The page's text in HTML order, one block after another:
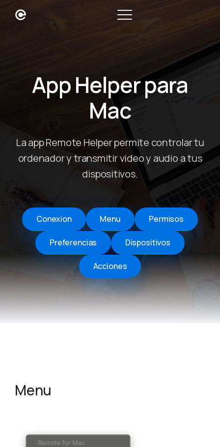
App Helper para
Mac
La app Remote Helper permite controlar tu
ordenador y transmitir video y audio a tus
dispositivos.
Conexion Menu Permisos
Preferencias Dispositivos
Acciones
Menu